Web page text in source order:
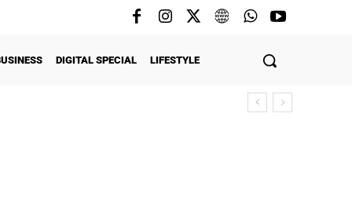
DIGITAL SPECIAL LIFESTYLE